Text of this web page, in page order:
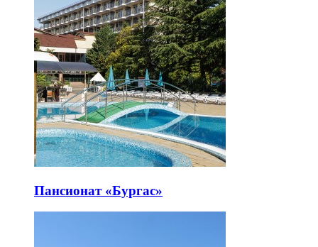
Пансионат «Бургас»